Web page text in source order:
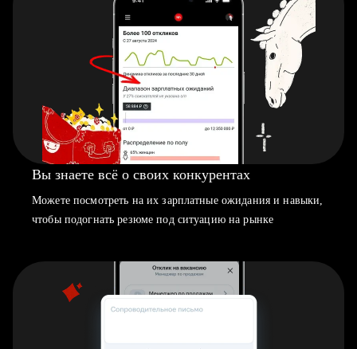
Вы знаете всё о своих конкурентах
Можете посмотреть на их зарплатные ожидания и навыки,
чтобы подогнать резюме под ситуацию на рынке